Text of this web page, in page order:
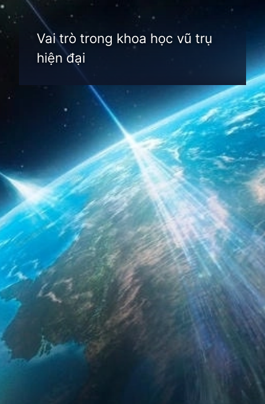
Vai trò trong khoa học vũ trụ
hiện đại